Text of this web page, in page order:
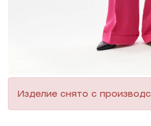
Изделие снято с